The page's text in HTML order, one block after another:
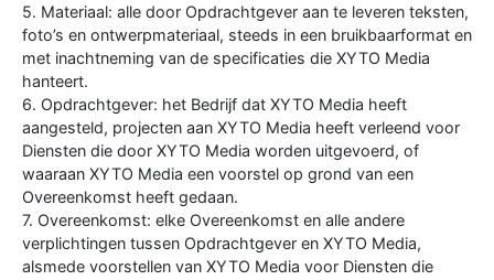
5. Materiaal: alle door Opdrachtgever aan te leveren teksten,
foto’s en ontwerpmateriaal, steeds in een bruikbaarformat en
met inachtneming van de specificaties die XYTO Media
hanteert.
6. Opdrachtgever: het Bedrijf dat XYTO Media heeft
aangesteld, projecten aan XYTO Media heeft verleend voor
Diensten die door XYTO Media worden uitgevoerd, of
waaraan XYTO Media een voorstel op grond van een
Overeenkomst heeft gedaan.
7. Overeenkomst: elke Overeenkomst en alle andere
verplichtingen tussen Opdrachtgever en XYTO Media,
alsmede voorstellen van XYTO Media voor Diensten die